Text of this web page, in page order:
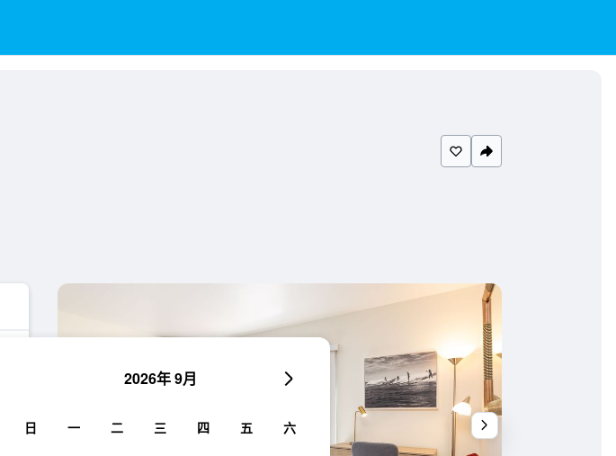
2026年 9月
日 一 二 三 四 五 六